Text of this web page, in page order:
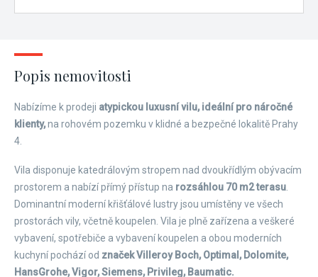
Popis nemovitosti
Nabízíme k prodeji atypickou luxusní vilu, ideální pro náročné
klienty,na rohovém pozemku v klidné a bezpečné lokalitě Prahy
4.
Vila disponuje katedrálovým stropem nad dvoukřídlým obývacím
prostorem a nabízí přímý přístup na rozsáhlou 70 m2 terasu
Dominantní moderní křišťálové lustry jsou umístěny ve všech
prostorách vily, včetně koupelen. Vila je plně zařízena a veškeré
vybavení, spotřebiče a vybavení koupelen a obou moderních
kuchyní pochází od značek Villeroy Boch, Optimal, Dolomite,
HansGrohe, Vigor, Siemens, Privileg, Baumatic.